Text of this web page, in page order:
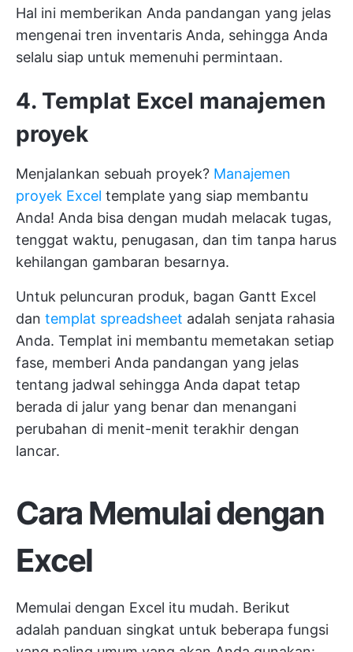
Hal ini memberikan Anda pandangan yang jelas
mengenai tren inventaris Anda, sehingga Anda
selalu siap untuk memenuhi permintaan.
4. Templat Excel manajemen
proyek
Menjalankan sebuah proyek? Manajemen
proyek Excel template yang siap membantu
Anda! Anda bisa dengan mudah melacak tugas,
tenggat waktu, penugasan, dan tim tanpa harus
kehilangan gambaran besarnya.
Untuk peluncuran produk, bagan Gantt Excel
dan templat spreadsheet adalah senjata rahasia
Anda. Templat ini membantu memetakan setiap
fase, memberi Anda pandangan yang jelas
tentang jadwal sehingga Anda dapat tetap
berada di jalur yang benar dan menangani
perubahan di menit-menit terakhir dengan
lancar.
Cara Memulai dengan
Excel
Memulai dengan Excel itu mudah. Berikut
adalah panduan singkat untuk beberapa fungsi